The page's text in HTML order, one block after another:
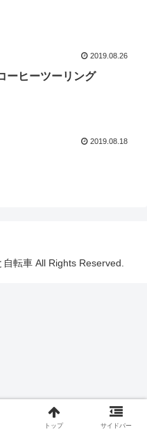
2019.08.26
ーヒーツーリング
2019.08.18
転車 All Rights Reserved.
トップ サイドバー